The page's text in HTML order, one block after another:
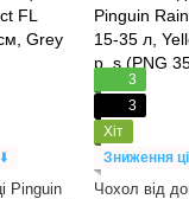
⬇️
Pinguin
3
3
Хіт
Зниження
Чохол від